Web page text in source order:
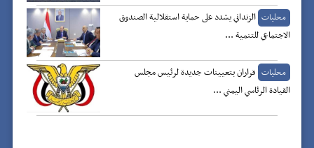
محليات الزنداني يشدد على حماية استقلالية الصندوق
الاجتماعي للتنمية ...
محليات قراران بتعيينات جديدة لرئيس مجلس
القيادة الرئاسي اليمني ...